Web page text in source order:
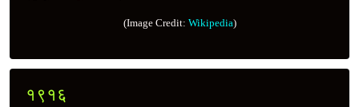
(Image Credit: Wikipedia)
१९१६